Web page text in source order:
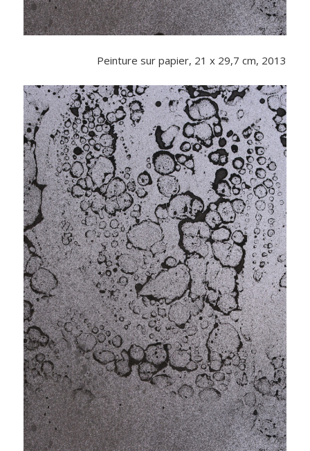
Peinture sur papier, 21 x 29,7 cm, 2013